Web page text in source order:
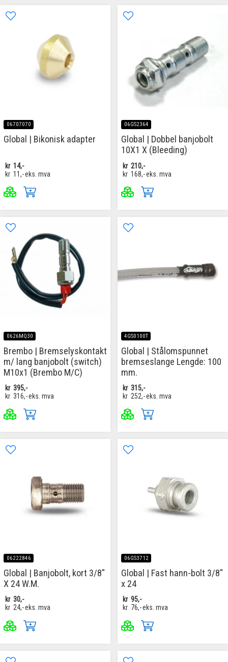
06707070
Global | Bikonisk adapter
kr 14,-
kr 11,-eks. mva
06GS2364
Global | Dobbel banjobolt
10X1 X (Bleeding)
kr 210,-
kr 168,-eks. mva
0626MQ30
Brembo | Bremselyskontakt
m/ lang banjobolt (switch)
M10x1 (Brembo M/C)
kr 395,-
kr 316,-eks. mva
4GS0100T
Global | Stålomspunnet
bremseslange Lengde: 100
mm.
kr 315,-
kr 252,-eks. mva
06222846
Global | Banjobolt, kort 3/8"
X 24 W.M.
kr 30,-
kr 24,-eks. mva
06GS3712
Global | Fast hann-bolt 3/8"
x 24
kr 95,-
kr 76,-eks. mva